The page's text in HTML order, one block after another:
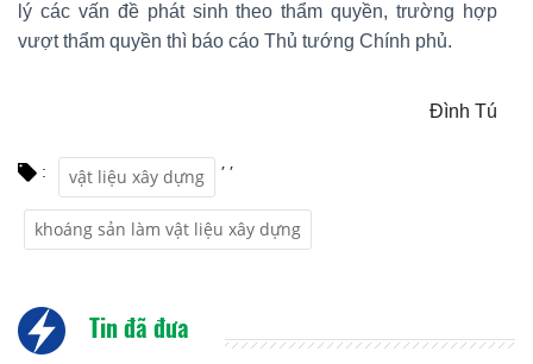
lý các vấn đề phát sinh theo thẩm quyền, trường hợp
vượt thẩm quyền thì báo cáo Thủ tướng Chính phủ.
Đình Tú
: vật liệu xây dựng
,
khoáng sản làm vật liệu xây dựng
,
Tin đã đưa